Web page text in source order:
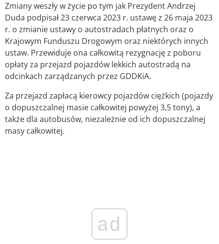
Zmiany weszły w życie po tym jak Prezydent Andrzej
Duda podpisał 23 czerwca 2023 r. ustawę z 26 maja 2023
r. o zmianie ustawy o autostradach płatnych oraz o
Krajowym Funduszu Drogowym oraz niektórych innych
ustaw. Przewiduje ona całkowitą rezygnację z poboru
opłaty za przejazd pojazdów lekkich autostradą na
odcinkach zarządzanych przez GDDKiA.
Za przejazd zapłacą kierowcy pojazdów ciężkich (pojazdy
o dopuszczalnej masie całkowitej powyżej 3,5 tony), a
także dla autobusów, niezależnie od ich dopuszczalnej
masy całkowitej.
ad